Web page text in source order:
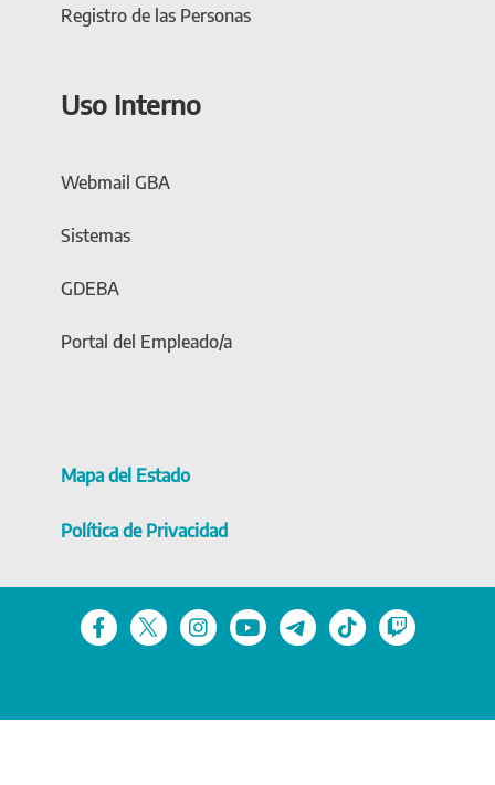
Registro de las Personas
Uso Interno
Webmail GBA
Sistemas
GDEBA
Portal del Empleado/a
Mapa del Estado
Política de Privacidad